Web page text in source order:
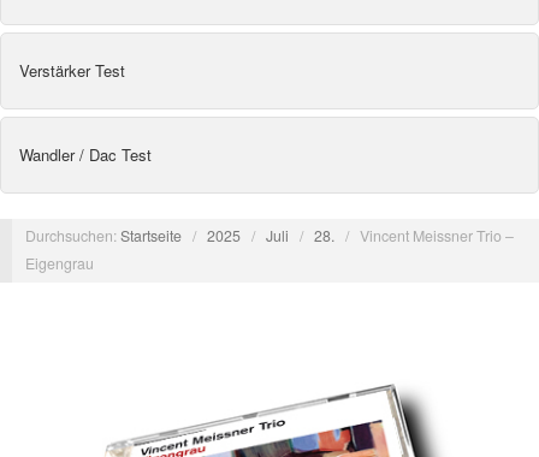
Verstärker Test
Wandler / Dac Test
Durchsuchen:Startseite / 2025 / Juli / 28. / Vincent Meissner Trio –
Eigengrau